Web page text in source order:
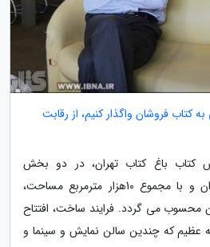
کتاب فروشان واگذار کنیم، از رقابت
کتاب باغ کتاب تهران، در دو بخش
عظیمسال و کودک و نوجوان و با مجموع 10هزار مترمربع مساحت،
محسوب می گردد. فرایند ساخت، افتتاح
عظیم که چندین سالن نمایش و سینما و